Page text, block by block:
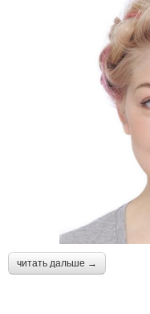
читать дальше →